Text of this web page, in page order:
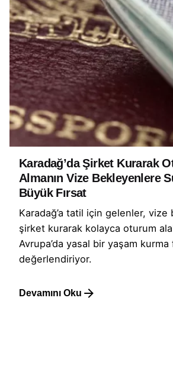
Karadağ’da Şirket Kurarak
Almanın Vize Bekleyenlere
Büyük Fırsat
Karadağ’a tatil için gelenler, vize
şirket kurarak kolayca oturum
Avrupa’da yasal bir yaşam kurma
değerlendiriyor.
Devamını Oku